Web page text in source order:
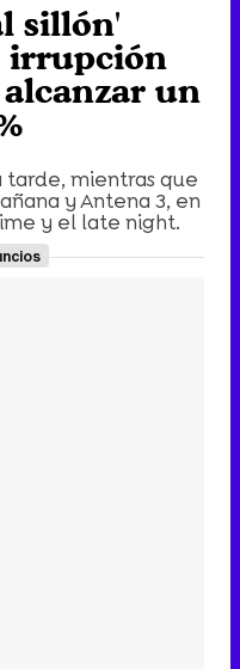
sillón'
irrupción
un
tarde, mientras que
y Antena 3, en
y el late night.